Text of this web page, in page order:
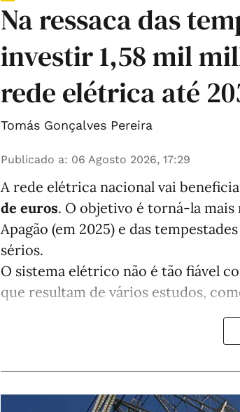
Na ressaca das
investir 1,58 mil
rede elétrica até
Tomás Gonçalves Pereira
Publicado a: 06 Agosto 2026, 17:29
A rede elétrica nacional vai
de euros. O objetivo é torná-la
Apagão (em 2025) e das
sérios.
O sistema elétrico não é tão fiável
que resultam de vários estudos,